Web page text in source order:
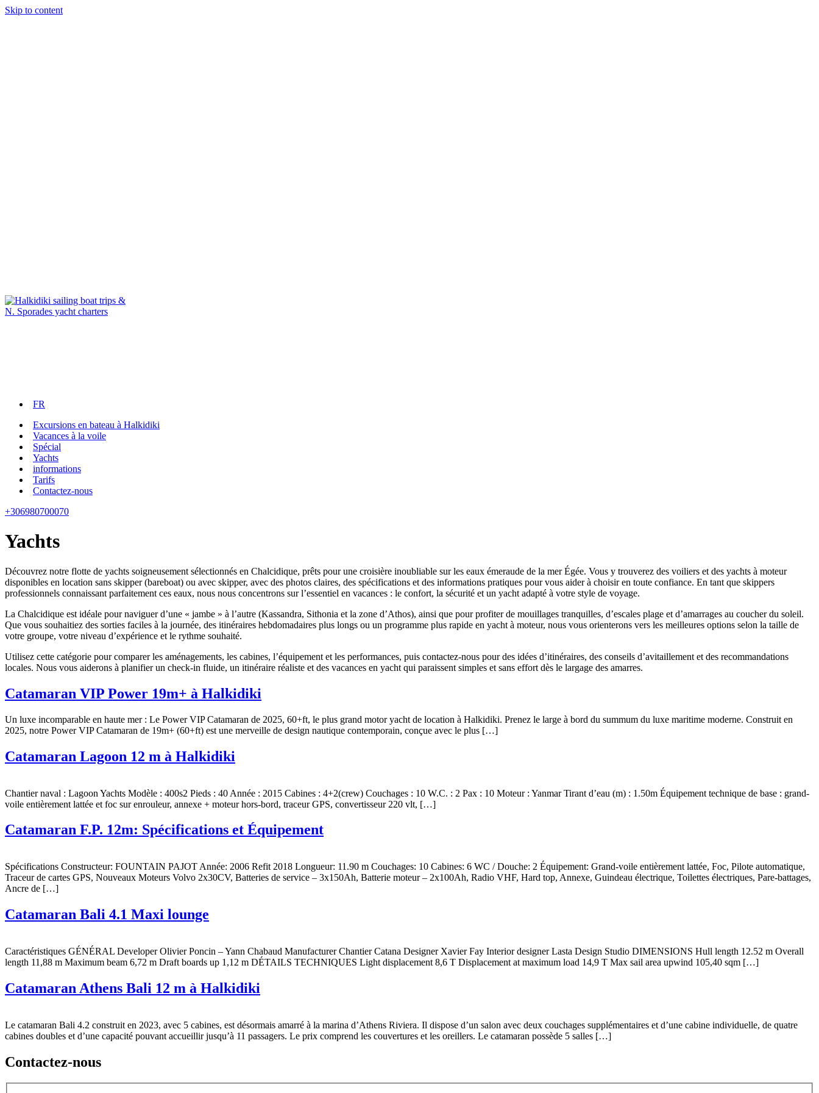
Skip to content
FR
Excursions en bateau à Halkidiki
Vacances à la voile
Spécial
Yachts
informations
Tarifs
Contactez-nous
+306980700070
Yachts
Découvrez notre flotte de yachts soigneusement sélectionnés en Chalcidique, prêts pour une croisière inoubliable sur les eaux émeraude de la mer Égée. Vous y trouverez des voiliers et des yachts à moteur
disponibles en location sans skipper (bareboat) ou avec skipper, avec des photos claires, des spécifications et des informations pratiques pour vous aider à choisir en toute confiance. En tant que skippers
professionnels connaissant parfaitement ces eaux, nous nous concentrons sur l’essentiel en vacances : le confort, la sécurité et un yacht adapté à votre style de voyage.
La Chalcidique est idéale pour naviguer d’une « jambe » à l’autre (Kassandra, Sithonia et la zone d’Athos), ainsi que pour profiter de mouillages tranquilles, d’escales plage et d’amarrages au coucher du soleil.
Que vous souhaitiez des sorties faciles à la journée, des itinéraires hebdomadaires plus longs ou un programme plus rapide en yacht à moteur, nous vous orienterons vers les meilleures options selon la taille de
votre groupe, votre niveau d’expérience et le rythme souhaité.
Utilisez cette catégorie pour comparer les aménagements, les cabines, l’équipement et les performances, puis contactez-nous pour des idées d’itinéraires, des conseils d’avitaillement et des recommandations
locales. Nous vous aiderons à planifier un check-in fluide, un itinéraire réaliste et des vacances en yacht qui paraissent simples et sans effort dès le largage des amarres.
Catamaran VIP Power 19m+ à Halkidiki
Un luxe incomparable en haute mer : Le Power VIP Catamaran de 2025, 60+ft, le plus grand motor yacht de location à Halkidiki. Prenez le large à bord du summum du luxe maritime moderne. Construit en
2025, notre Power VIP Catamaran de 19m+ (60+ft) est une merveille de design nautique contemporain, conçue avec le plus […]
Catamaran Lagoon 12 m à Halkidiki
Chantier naval : Lagoon Yachts Modèle : 400s2 Pieds : 40 Année : 2015 Cabines : 4+2(crew) Couchages : 10 W.C. : 2 Pax : 10 Moteur : Yanmar Tirant d’eau (m) : 1.50m Équipement technique de base : grand-
voile entièrement lattée et foc sur enrouleur, annexe + moteur hors-bord, traceur GPS, convertisseur 220 vlt, […]
Catamaran F.P. 12m: Spécifications et Équipement
Spécifications Constructeur: FOUNTAIN PAJOT Année: 2006 Refit 2018 Longueur: 11.90 m Couchages: 10 Cabines: 6 WC / Douche: 2 Équipement: Grand-voile entièrement lattée, Foc, Pilote automatique,
Traceur de cartes GPS, Nouveaux Moteurs Volvo 2x30CV, Batteries de service – 3x150Ah, Batterie moteur – 2x100Ah, Radio VHF, Hard top, Annexe, Guindeau électrique, Toilettes électriques, Pare-battages,
Ancre de […]
Catamaran Bali 4.1 Maxi lounge
Caractéristiques GÉNÉRAL Developer Olivier Poncin – Yann Chabaud Manufacturer Chantier Catana Designer Xavier Fay Interior designer Lasta Design Studio DIMENSIONS Hull length 12.52 m Overall
length 11,88 m Maximum beam 6,72 m Draft boards up 1,12 m DÉTAILS TECHNIQUES Light displacement 8,6 T Displacement at maximum load 14,9 T Max sail area upwind 105,40 sqm […]
Catamaran Athens Bali 12 m à Halkidiki
Le catamaran Bali 4.2 construit en 2023, avec 5 cabines, est désormais amarré à la marina d’Athens Riviera. Il dispose d’un salon avec deux couchages supplémentaires et d’une cabine individuelle, de quatre
cabines doubles et d’une capacité pouvant accueillir jusqu’à 11 passagers. Le prix comprend les couvertures et les oreillers. Le catamaran possède 5 salles […]
Contactez-nous